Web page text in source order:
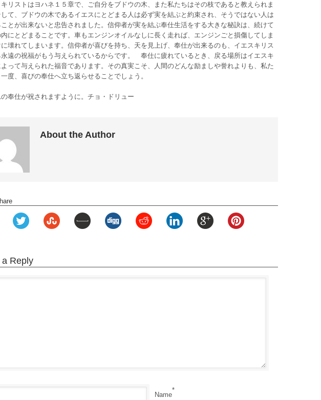
リストはヨハネ１５章で、ご自分をブドウの木、また私たちはその枝であると教えられま
して、ブドウの木であるイエスにとどまる人は必ず実を結ぶと約束され、そうではない人は
とが出来ないと忠告されました。信仰者が実を結ぶ奉仕生活をする大きな秘訣は、続けて
にとどまることです。車もエンジンオイルなしに長く走れば、エンジンごと損傷してしま
壊れてしまいます。信仰者が喜びを持ち、天を見上げ、奉仕が出来るのも、イエスキリス
永遠の祝福がもう与えられているからです。 奉仕に疲れているとき、戻る場所はイエスキ
よって与えられた福音であります。その真実こそ、人間のどんな励ましや誉れよりも、私た
度、喜びの奉仕へ立ち返らせることでしょう。
奉仕が祝されますように。チョ・ドリュー
About the Author
a Reply
Name
*